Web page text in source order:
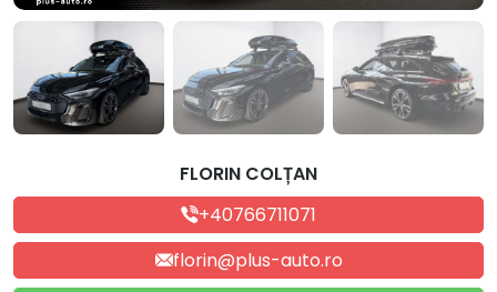
FLORIN COLȚAN
+40766711071
florin@plus-auto.ro